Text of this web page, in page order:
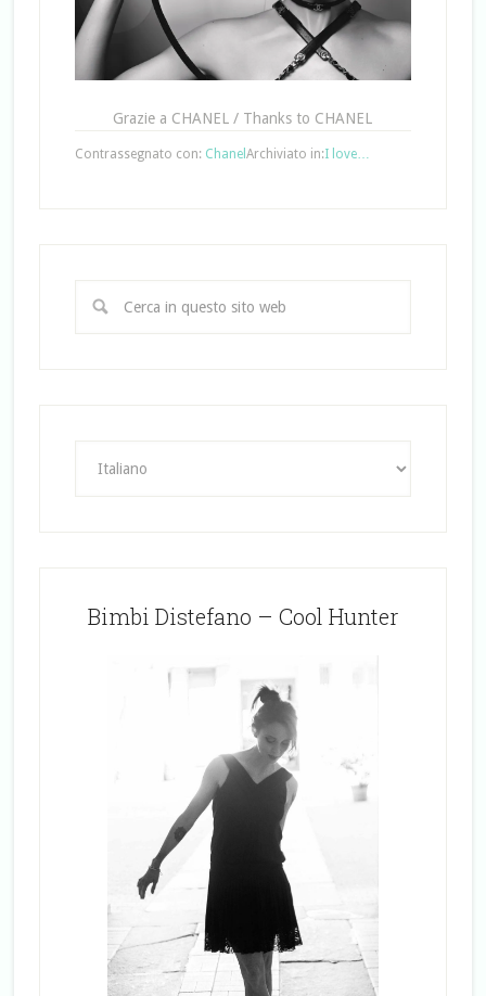
Grazie a CHANEL / Thanks to CHANEL
Archiviato in:I love…
Contrassegnato con: Chanel
Bimbi Distefano – Cool Hunter